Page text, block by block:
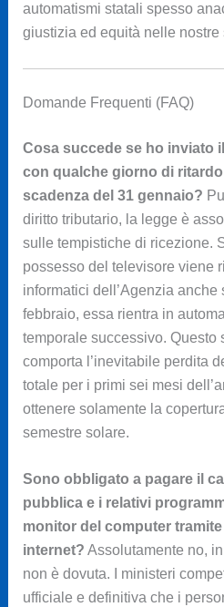
automatismi statali spesso
giustizia ed equità nelle nostre
Domande Frequenti (FAQ)
Cosa succede se ho inviato
con qualche giorno di
scadenza del 31 gennaio?
diritto tributario, la legge è
sulle tempistiche di ricezione.
possesso del televisore viene
informatici dell’Agenzia
febbraio, essa rientra in
temporale successivo. Questo
comporta l’inevitabile perdita
totale per i primi sei mesi
ottenere solamente la
semestre solare.
Sono obbligato a pagare il
pubblica e i relativi
monitor del computer
internet? Assolutamente no,
non è dovuta. I ministeri
ufficiale e definitiva che i